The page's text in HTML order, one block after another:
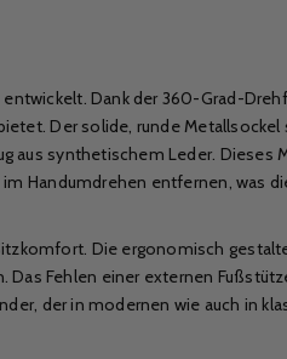
Dank der 360-Grad-
Der solide, runde
aus synthetischem Leder.
Handumdrehen entfernen, was
Die ergonomisch
Fehlen einer externen
der in modernen wie auch in